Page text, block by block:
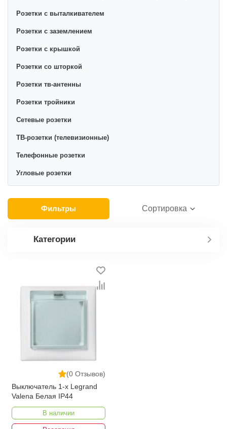
Розетки с выталкивателем
Розетки с заземлением
Розетки с крышкой
Розетки со шторкой
Розетки тв-антенны
Розетки тройники
Сетевые розетки
ТВ-розетки (телевизионные)
Телефонные розетки
Угловые розетки
Фильтры Сортировка
Категории
(0 Отзывов)
Выключатель 1-x Legrand
Valena Белая IP44
В наличии